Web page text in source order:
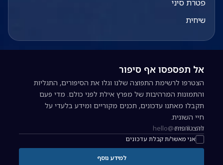
פטרת סיני
שיחית
אל תפספסו אף סיפור
הצטרפו לרשימת התפוצה שלנו וגלו את הסיפורים, התגליות
והתמונות המרהיבות של מפרץ אילת לפני כולם. מדי פעם
תקבלו מאתנו עדכונים, תכנים מקוריים ומידע בלעדי על
חיי השונית.
כתובת אימייל להרשמה לניוזלטר
אני מאשר/ת קבלת עדכונים
להצטרפות
למידע נוסף